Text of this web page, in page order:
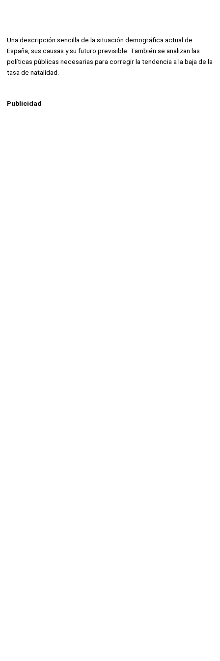
Una descripción sencilla de la situación demográfica actual de
España, sus causas y su futuro previsible. También se analizan las
políticas públicas necesarias para corregir la tendencia a la baja de la
tasa de natalidad.
Publicidad